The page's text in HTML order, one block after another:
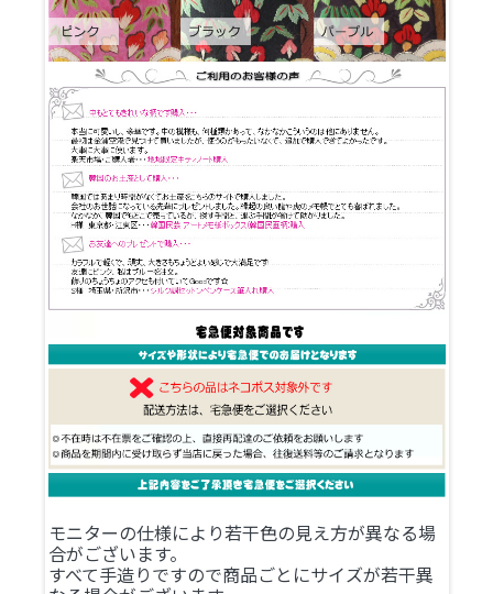
モニターの仕様により若干色の見え方が異なる場
合がございます。
すべて手造りですので商品ごとにサイズが若干異